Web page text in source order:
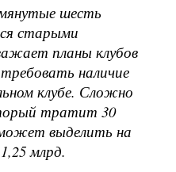
шесть
старыми
планы клубов
наличие
клубе. Сложно
тратит 30
выделить на
млрд.